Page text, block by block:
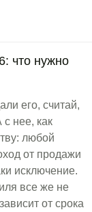
что нужно
его, считай,
нее, как
любой
от продажи
исключение.
все же не
от срока